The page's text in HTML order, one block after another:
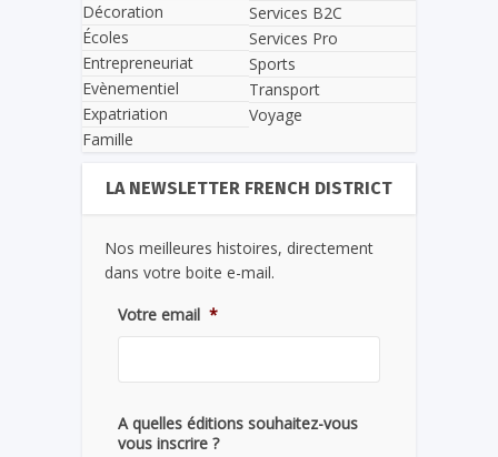
Décoration
Écoles
Entrepreneuriat
Evènementiel
Expatriation
Famille
Services B2C
Services Pro
Sports
Transport
Voyage
LA NEWSLETTER FRENCH DISTRICT
Nos meilleures histoires, directement
dans votre boite e-mail.
Votre email *
A quelles éditions souhaitez-vous
vous inscrire ?